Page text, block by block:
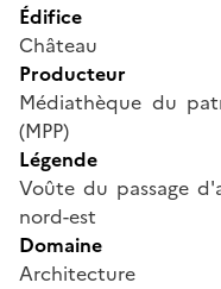
Édifice
Château
Producteur
Médiathèque du
(MPP)
Légende
Voûte du passage
nord-est
Domaine
Architecture